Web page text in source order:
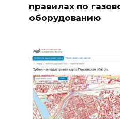
правилах по
оборудованию